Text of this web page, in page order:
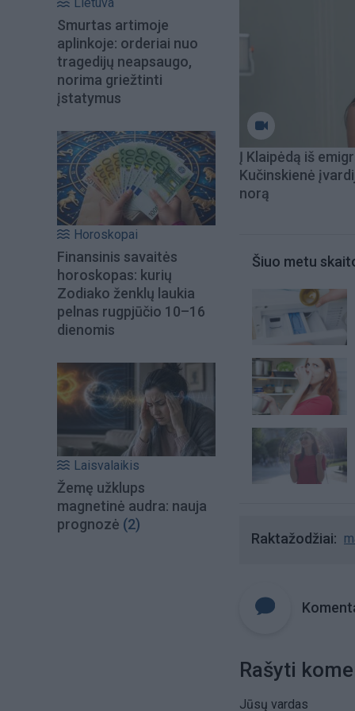
Smurtas artimoje
aplinkoje: orderiai nuo
tragedijų neapsaugo,
norima griežtinti
įstatymus
Horoskopai
Finansinis savaitės
horoskopas: kurių
Zodiako ženklų laukia
pelnas rugpjūčio 10–16
dienomis
Laisvalaikis
Žemę užklups
magnetinė audra: nauja
prognozė (2)
Į Klaipėdą iš
Kučinskienė
norą
Šiuo metu
Raktažodžiai
Rašyti
Jūsų vardas